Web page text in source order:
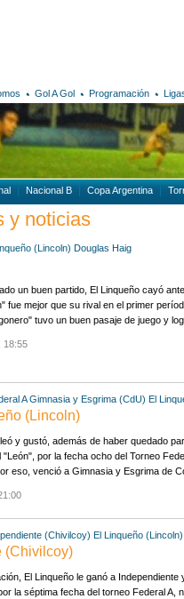
Gol A Gol Programación
Nacional B Copa Argentina
y noticias
(Lincoln) Douglas Haig
un buen partido, El Linqueño cayó
fue mejor que su rival en el primer
tuvo un buen pasaje de juego y
18:55
A Gimnasia y Esgrima (CdU) El
(Lincoln)
y gustó, además de haber quedado
"León", por la fecha ocho del Torneo
eso, venció a Gimnasia y Esgrima de
(Chivilcoy) El Linqueño (Lincoln)
(Chivilcoy)
El Linqueño le ganó a Independiente
la séptima fecha del torneo Federal A,